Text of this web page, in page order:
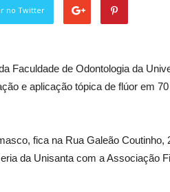
no Twitter
Faculdade de Odontologia da
e aplicação tópica de flúor em
fica na Rua Galeão Coutinho,
da Unisanta com a Associação